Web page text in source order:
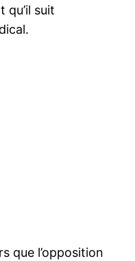
suit
que l’opposition